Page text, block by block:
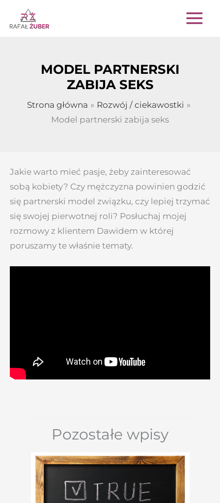
Przejdź
do
MODEL PARTNERSKI
ZABIJA SEKS
Strona główna
Rozwój / ciekawostki
Model partnerski zabija seks
Jakie warto mieć pasje, żeby zainteresować
sobą kobiety? Czy mężczyzna powinien godzić
się partnerski model związku, czy lepiej trzymać
się swojej pierwotnej roli? Posłuchaj mojej
rozmowy z klientem Dawidem w której
poruszamy te właśnie tematy.
Pozostałe wpisy